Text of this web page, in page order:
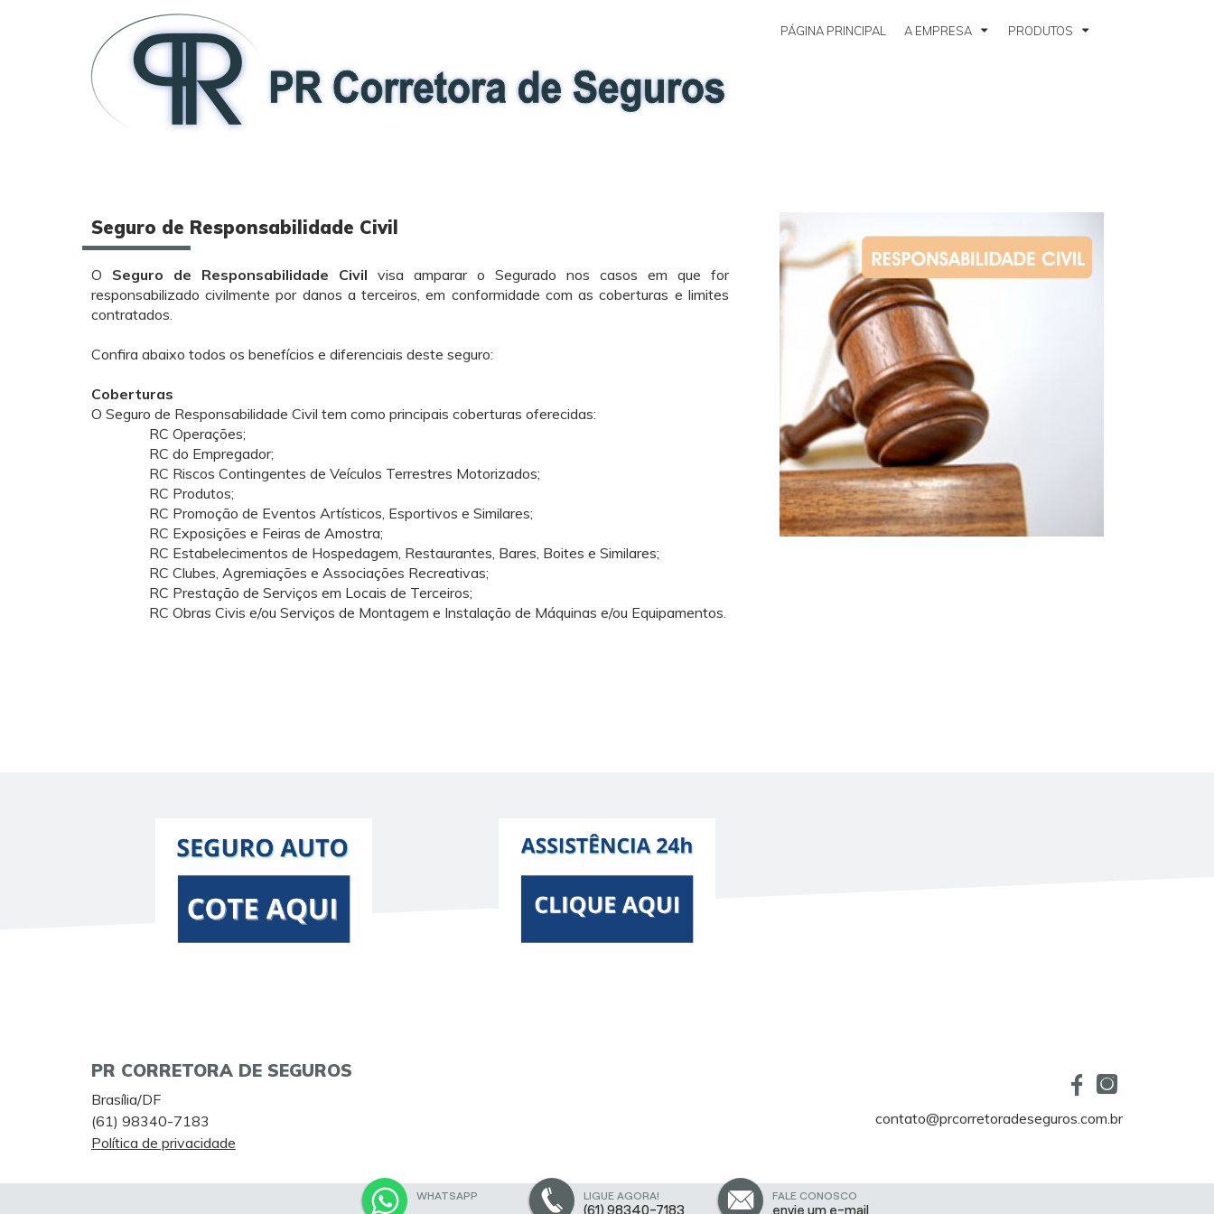
PÁGINA PRINCIPAL A EMPRESA PRODUTOS
Seguro de Responsabilidade Civil
O Seguro de Responsabilidade Civil visa amparar o Segurado nos casos em que for
responsabilizado civilmente por danos a terceiros, em conformidade com as coberturas e limites
contratados.
Confira abaixo todos os benefícios e diferenciais deste seguro:
Coberturas
O Seguro de Responsabilidade Civil tem como principais coberturas oferecidas:
RC Operações;
RC do Empregador;
RC Riscos Contingentes de Veículos Terrestres Motorizados;
RC Produtos;
RC Promoção de Eventos Artísticos, Esportivos e Similares;
RC Exposições e Feiras de Amostra;
RC Estabelecimentos de Hospedagem, Restaurantes, Bares, Boites e Similares;
RC Clubes, Agremiações e Associações Recreativas;
RC Prestação de Serviços em Locais de Terceiros;
RC Obras Civis e/ou Serviços de Montagem e Instalação de Máquinas e/ou Equipamentos.
WHATSAPP LIGUE AGORA!
(61) 98340-7183
FALE CONOSCO
envie um e-mail
PR CORRETORA DE SEGUROS
Brasília/DF
(61) 98340-7183
Política de privacidade
contato@prcorretoradeseguros.com.br